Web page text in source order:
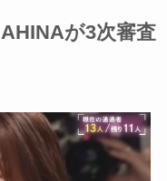
が3次審査